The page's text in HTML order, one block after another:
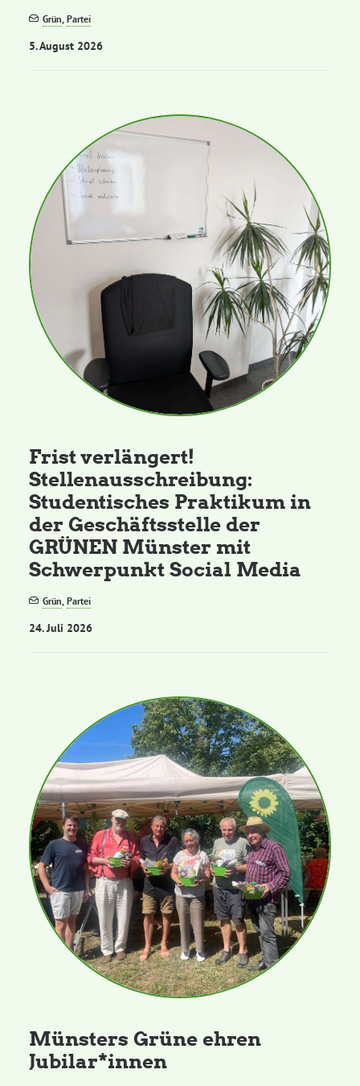
Personen
Sylvia Rietenberg, MdB
Josefine Paul, MdL
Robin Korte, MdL
Delegierte
Grüne im Rathaus
Ratsmitglieder 2025 – 2030
Ratsanträge
Fraktionsgeschäftsstelle
Arbeitsgruppen
Mitglied werden
Kommunalpolitik
Engagement-Sprechstunde
Grüne Jugend
CampusGrün
Grün,Partei
5. August 2026
Frist verlängert!
Stellenausschreibung:
Studentisches Praktikum in
der Geschäftsstelle der
GRÜNEN Münster mit
Schwerpunkt Social Media
Grün,Partei
24. Juli 2026
Münsters Grüne ehren
Jubilar*innen